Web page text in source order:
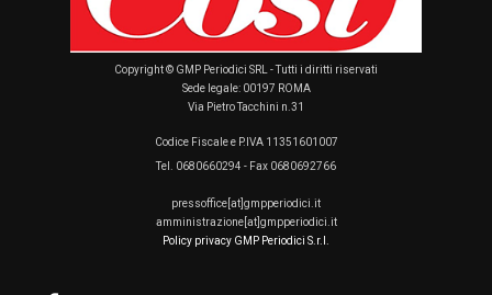
Copyright © GMP Periodici SRL - Tutti i diritti riservati
Sede legale: 00197 ROMA
Via Pietro Tacchini n.31
Codice Fiscale e P.IVA 11351601007
Tel. 0680660294 - Fax 0680692766
pressoffice[at]gmpperiodici.it
amministrazione[at]gmpperiodici.it
Policy privacy GMP Periodici S.r.l.